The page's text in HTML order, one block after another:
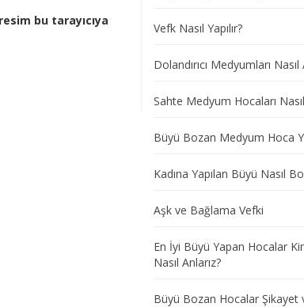
bu tarayıcıya
Vefk Nasıl Yapılır?
Dolandırıcı Medyumları Nasıl
Sahte Medyum Hocaları
Büyü Bozan Medyum Hoca
Kadına Yapılan Büyü Nasıl
Aşk ve Bağlama Vefki
En İyi Büyü Yapan Hocalar
Nasıl Anlarız?
Büyü Bozan Hocalar Şikayet